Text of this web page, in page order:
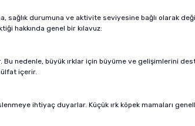
sağlık durumuna ve aktivite seviyesine bağlı olarak
hakkında genel bir kılavuz:
nedenle, büyük ırklar için büyüme ve gelişimlerini
içerir.
ihtiyaç duyarlar. Küçük ırk köpek mamaları